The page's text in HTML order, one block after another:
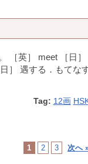
［英］ meet ［日
］ 遇する．もてな
Tag: 12画
1 2 3 次へ